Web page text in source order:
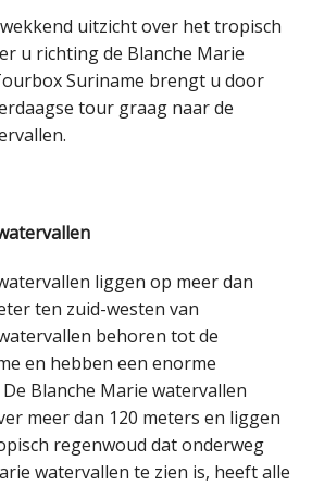
uitzicht over het tropisch
u richting de Blanche Marie
Suriname brengt u door
tour graag naar de
liggen op meer dan
ten zuid-westen van
behoren tot de
en hebben een enorme
Blanche Marie watervallen
meer dan 120 meters en liggen
regenwoud dat onderweg
watervallen te zien is, heeft alle